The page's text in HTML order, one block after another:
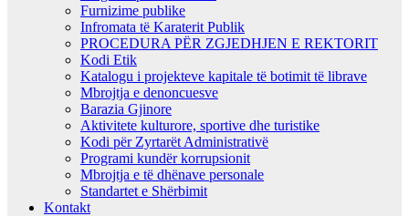
Furnizime publike
Infromata të Karaterit Publik
PROCEDURA PËR ZGJEDHJEN E REKTORIT
Kodi Etik
Katalogu i projekteve kapitale të botimit të librave
Mbrojtja e denoncuesve
Barazia Gjinore
Aktivitete kulturore, sportive dhe turistike
Kodi për Zyrtarët Administrativë
Programi kundër korrupsionit
Mbrojtja e të dhënave personale
Standartet e Shërbimit
Kontakt